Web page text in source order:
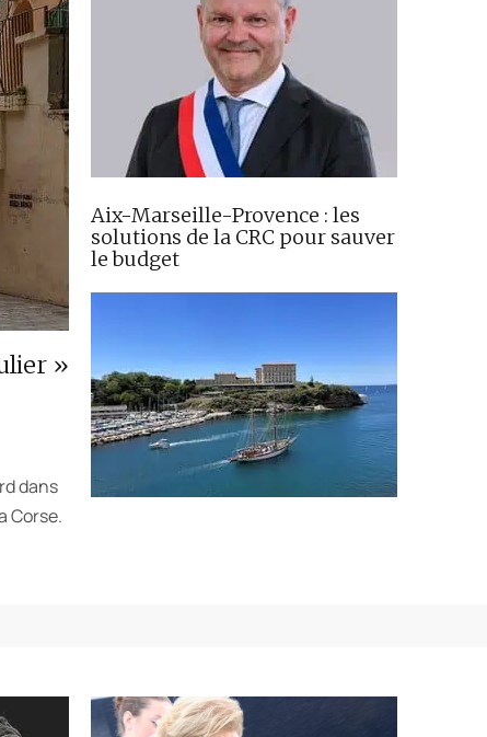
»
dans
Corse.
Aix-Marseille-Provence : les
solutions de la CRC pour sauver
le budget